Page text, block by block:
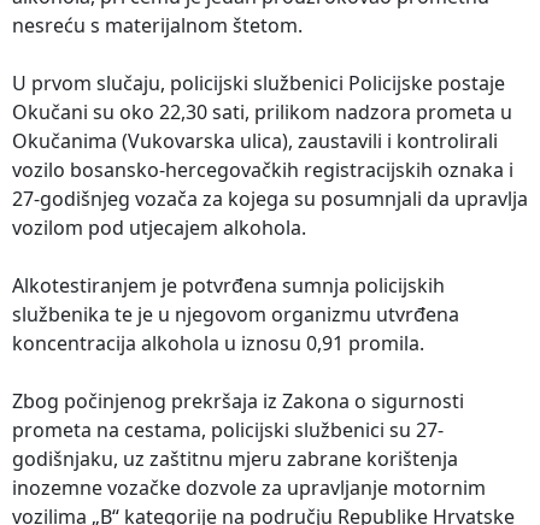
nesreću s materijalnom štetom.
U prvom slučaju, policijski službenici Policijske postaje
Okučani su oko 22,30 sati, prilikom nadzora prometa u
Okučanima (Vukovarska ulica), zaustavili i kontrolirali
vozilo bosansko-hercegovačkih registracijskih oznaka i
27-godišnjeg vozača za kojega su posumnjali da upravlja
vozilom pod utjecajem alkohola.
Alkotestiranjem je potvrđena sumnja policijskih
službenika te je u njegovom organizmu utvrđena
koncentracija alkohola u iznosu 0,91 promila.
Zbog počinjenog prekršaja iz Zakona o sigurnosti
prometa na cestama, policijski službenici su 27-
godišnjaku, uz zaštitnu mjeru zabrane korištenja
inozemne vozačke dozvole za upravljanje motornim
vozilima „B“ kategorije na području Republike Hrvatske